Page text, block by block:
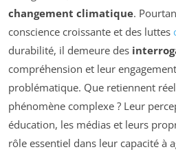
changement climatique.
conscience croissante et des luttes
durabilité, il demeure des
compréhension et leur
problématique. Que retiennent
phénomène complexe ? Leur
éducation, les médias et leurs
rôle essentiel dans leur capacité à